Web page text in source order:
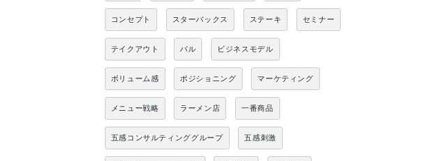
コンセプト スターバックス ステーキ セミナー
テイクアウト バル ビジネスモデル
ボリューム感 ポジショニング マーケティング
メニュー戦略 ラーメン店 一番商品
五感コンサルティンググループ 五感刺激